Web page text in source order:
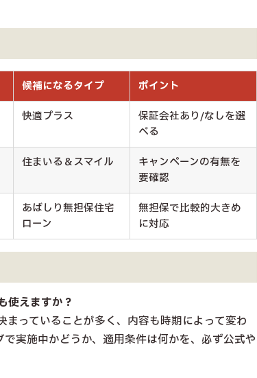
候補になるタイプ
ポイント
快適プラス
保証会社あり/なしを選
べる
住まいる＆スマイル
キャンペーンの有無を
要確認
あばしり無担保住宅
ローン
無担保で比較的大きめ
に対応
使えますか？
まっていることが多く、内容も時期によって変わ
実施中かどうか、適用条件は何かを、必ず公式や